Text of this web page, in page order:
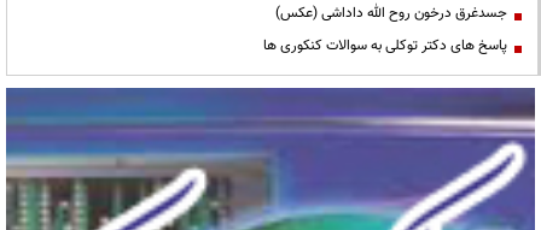
جسدغرق درخون روح الله داداشی (عکس)
پاسخ های دکتر توکلی به سوالات کنکوری ها